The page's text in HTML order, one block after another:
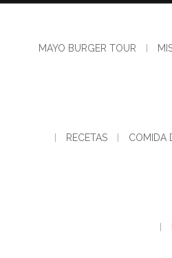
MAYO BURGER TOUR
RECETAS COMIDA